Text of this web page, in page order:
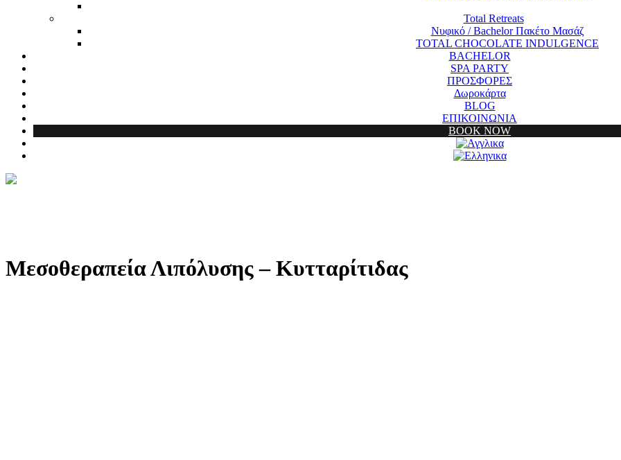
Total Retreats
Νυφικό / Bachelor Πακέτο Μασάζ
TOTAL CHOCOLATE INDULGENCE
BACHELOR
SPA PARTY
ΠΡΟΣΦΟΡΕΣ
Δωροκάρτα
BLOG
ΕΠΙΚΟΙΝΩΝΙΑ
BOOK NOW
Μεσοθεραπεία Λιπόλυσης – Κυτταρίτιδας